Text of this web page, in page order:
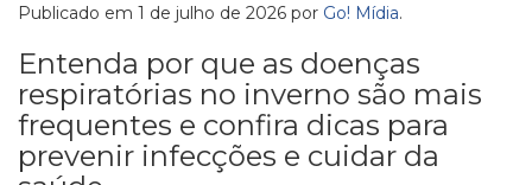
Publicado em 1 de julho de 2026 por Go! Mídia.
Entenda por que as doenças
respiratórias no inverno são mais
frequentes e confira dicas para
prevenir infecções e cuidar da